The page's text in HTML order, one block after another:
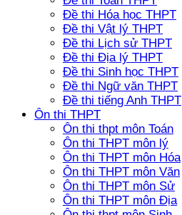
Đề thi Hóa học THPT
Đề thi Vật lý THPT
Đề thi Lịch sử THPT
Đề thi Địa lý THPT
Đề thi Sinh học THPT
Đề thi Ngữ văn THPT
Đề thi tiếng Anh THPT
Ôn thi THPT
Ôn thi thpt môn Toán
Ôn thi THPT môn lý
Ôn thi THPT môn Hóa
Ôn thi THPT môn Văn
Ôn thi THPT môn Sử
Ôn thi THPT môn Địa